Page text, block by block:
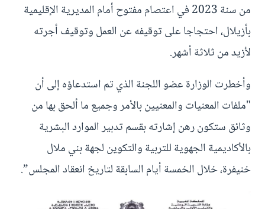
من سنة 2023 في اعتصام مفتوح أمام المديرية الإقليمية
بأزيلال، احتجاجا على توقيفه عن العمل وتوقيف أجرته
لأزيد من ثلاثة أشهر.
وأخطرت الوزارة عضو اللجنة الذي تم استدعاؤه إلى أن
"ملفات المعنيات والمعنيين بالأمر وجميع ما ألحق بها من
وثائق ستكون رهن إشارته بقسم تدبير الموارد البشرية
بالأكاديمية الجهوية للتربية والتكوين لجهة بني ملال
خنيفرة، خلال الخمسة أيام السابقة لتاريخ انعقاد المجلس”.